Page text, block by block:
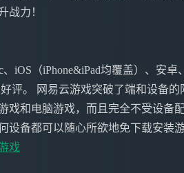
战力！
、iOS（iPhone&iPad均覆盖）、安
评。 网易云游戏突破了端和设备的
戏和电脑游戏，而且完全不受设备
设备都可以随心所欲地免下载安装游
戏